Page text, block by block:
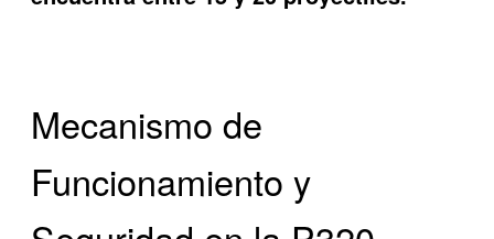
Mecanismo de
Funcionamiento y